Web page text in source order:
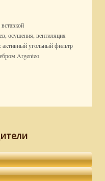
осушения, вентиляция
активный угольный фильтр
Argenteo